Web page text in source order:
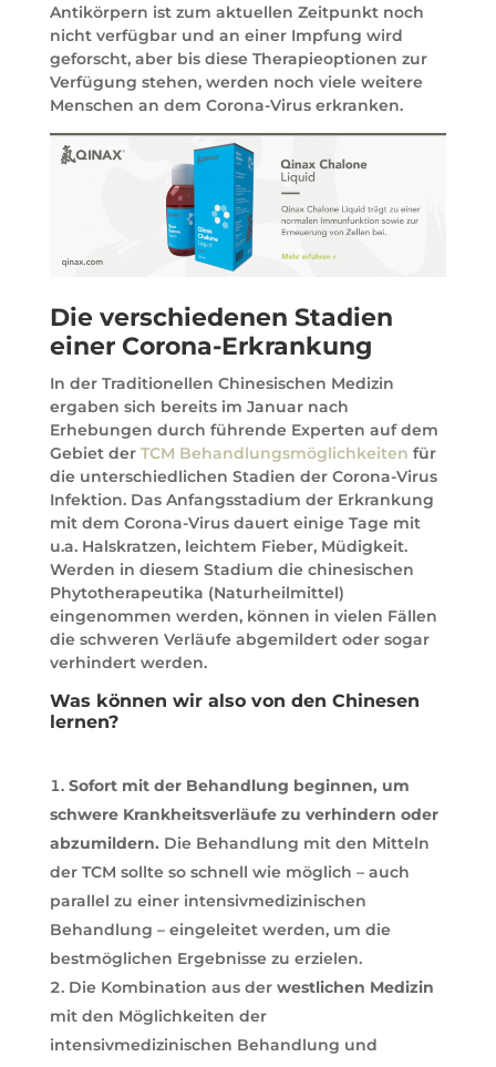
Antikörpern ist zum aktuellen Zeitpunkt noch
nicht verfügbar und an einer Impfung wird
geforscht, aber bis diese Therapieoptionen zur
Verfügung stehen, werden noch viele weitere
Menschen an dem Corona-Virus erkranken.
Die verschiedenen Stadien
einer Corona-Erkrankung
In der Traditionellen Chinesischen Medizin
ergaben sich bereits im Januar nach
Erhebungen durch führende Experten auf dem
Gebiet der TCM Behandlungsmöglichkeiten für
die unterschiedlichen Stadien der Corona-Virus
Infektion. Das Anfangsstadium der Erkrankung
mit dem Corona-Virus dauert einige Tage mit
u.a. Halskratzen, leichtem Fieber, Müdigkeit.
Werden in diesem Stadium die chinesischen
Phytotherapeutika (Naturheilmittel)
eingenommen werden, können in vielen Fällen
die schweren Verläufe abgemildert oder sogar
verhindert werden.
Was können wir also von den Chinesen
lernen?
Sofort mit der Behandlung beginnen, um
schwere Krankheitsverläufe zu verhindern oder
abzumildern. Die Behandlung mit den Mitteln
der TCM sollte so schnell wie möglich – auch
parallel zu einer intensivmedizinischen
Behandlung – eingeleitet werden, um die
bestmöglichen Ergebnisse zu erzielen.
Die Kombination aus der westlichen Medizin
mit den Möglichkeiten der
intensivmedizinischen Behandlung und